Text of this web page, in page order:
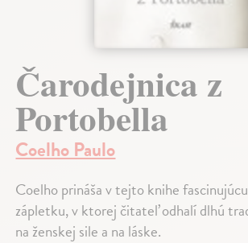
Čarodejnica z
Portobella
Coelho Paulo
Coelho prináša v tejto knihe
zápletku, v ktorej čitateľ odhalí dlhú
na ženskej sile a na láske.